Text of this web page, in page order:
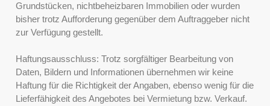
Grundstücken, nichtbeheizbaren Immobilien oder wurden
bisher trotz Aufforderung gegenüber dem Auftraggeber nicht
zur Verfügung gestellt.
Haftungsausschluss: Trotz sorgfältiger Bearbeitung von
Daten, Bildern und Informationen übernehmen wir keine
Haftung für die Richtigkeit der Angaben, ebenso wenig für die
Lieferfähigkeit des Angebotes bei Vermietung bzw. Verkauf.